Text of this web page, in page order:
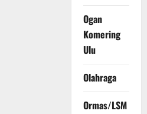
Ogan
Komering
Ulu
Olahraga
Ormas/LSM